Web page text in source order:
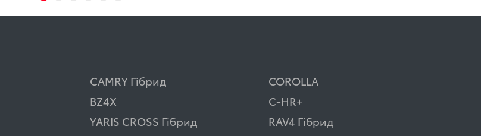
CAMRY Гібрид
COROLLA
BZ4X
C-HR+
YARIS CROSS Гібрид
RAV4 Гібрид